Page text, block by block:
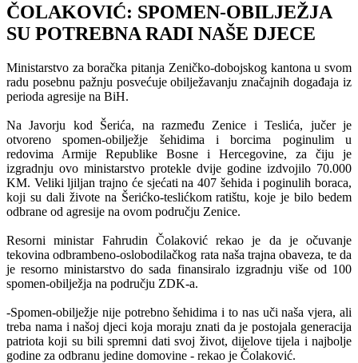
ČOLAKOVIĆ: SPOMEN-OBILJEŽJA
SU POTREBNA RADI NAŠE DJECE
Ministarstvo za boračka pitanja Zeničko-dobojskog kantona u svom
radu posebnu pažnju posvećuje obilježavanju značajnih događaja iz
perioda agresije na BiH.
Na Javorju kod Šerića, na razmeđu Zenice i Teslića, jučer je
otvoreno spomen-obilježje šehidima i borcima poginulim u
redovima Armije Republike Bosne i Hercegovine, za čiju je
izgradnju ovo ministarstvo protekle dvije godine izdvojilo 70.000
KM. Veliki ljiljan trajno će sjećati na 407 šehida i poginulih boraca,
koji su dali živote na Šerićko-teslićkom ratištu, koje je bilo bedem
odbrane od agresije na ovom području Zenice.
Resorni ministar Fahrudin Čolaković rekao je da je očuvanje
tekovina odbrambeno-oslobodilačkog rata naša trajna obaveza, te da
je resorno ministarstvo do sada finansiralo izgradnju više od 100
spomen-obilježja na području ZDK-a.
-Spomen-obilježje nije potrebno šehidima i to nas uči naša vjera, ali
treba nama i našoj djeci koja moraju znati da je postojala generacija
patriota koji su bili spremni dati svoj život, dijelove tijela i najbolje
godine za odbranu jedine domovine - rekao je Čolaković.